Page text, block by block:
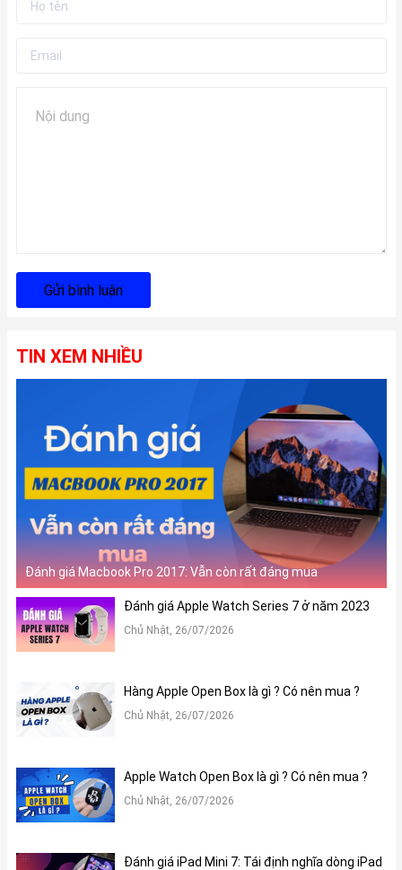
Gửi bình luận
TIN XEM NHIỀU
Đánh giá Macbook Pro 2017: Vẫn còn rất đáng mua
Đánh giá Apple Watch Series 7 ở năm 2023
Chủ Nhật, 26/07/2026
Hàng Apple Open Box là gì ? Có nên mua ?
Chủ Nhật, 26/07/2026
Apple Watch Open Box là gì ? Có nên mua ?
Chủ Nhật, 26/07/2026
Đánh giá iPad Mini 7: Tái định nghĩa dòng iPad